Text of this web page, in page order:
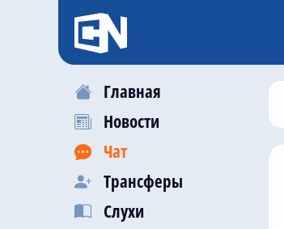
Главная
Новости
Чат
Трансферы
Слухи